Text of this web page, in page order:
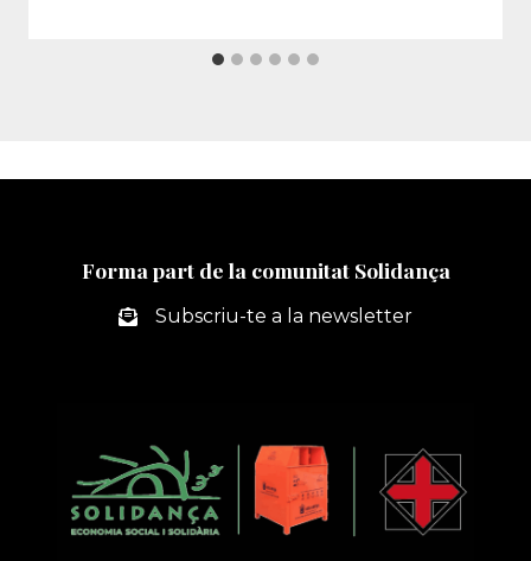
Forma part de la comunitat Solidança
Subscriu-te a la newsletter